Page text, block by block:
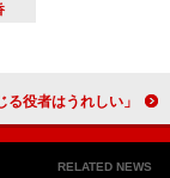
「三谷さんは一人一人を愛しながら作っているから、演じる役者はうれしい」井上順（織田有楽斎）【真田丸インタビュー】
RELATED NEWS